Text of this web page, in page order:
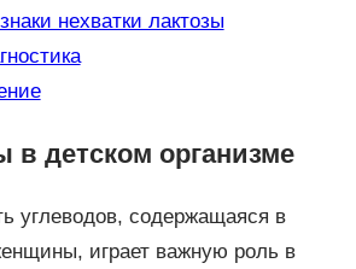
нехватки лактозы
в детском организме
углеводов, содержащаяся в
играет важную роль в